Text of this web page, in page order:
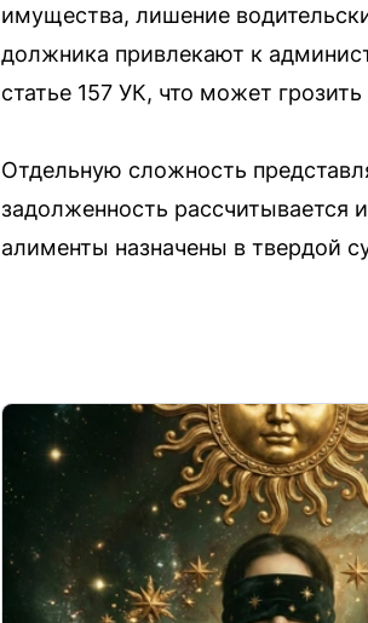
имущества, лишение
должника привлекают к
статье 157 УК, что может
Отдельную сложность
задолженность рассчитывается
алименты назначены в твердой